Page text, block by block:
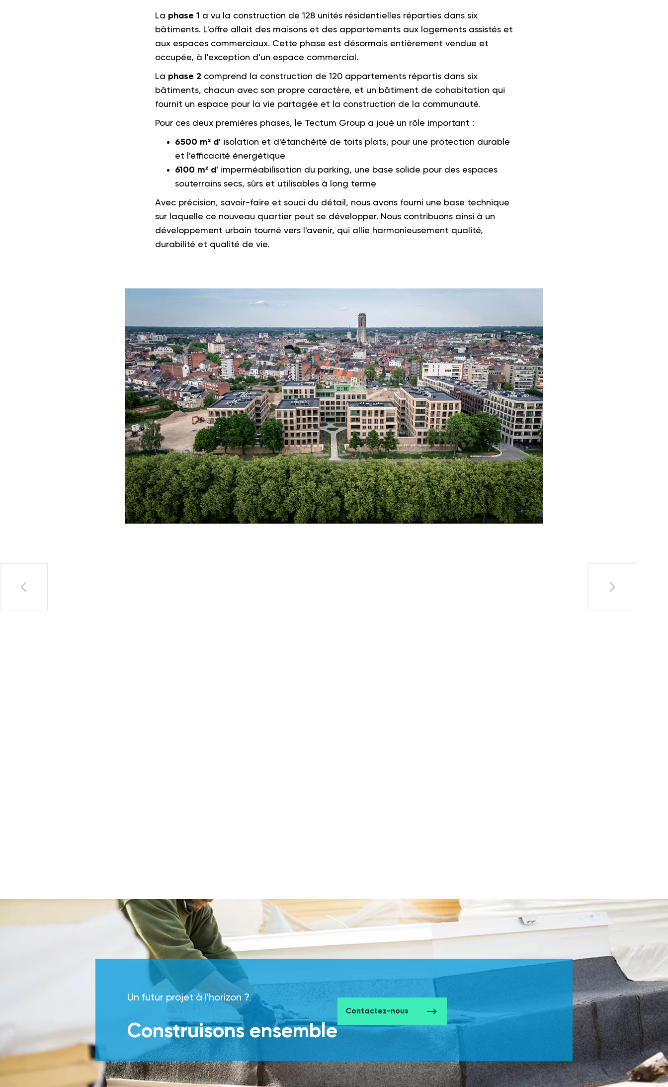
La phase 1 a vu la construction de 128 unités résidentielles réparties dans six
bâtiments. L'offre allait des maisons et des appartements aux logements assistés et
aux espaces commerciaux. Cette phase est désormais entièrement vendue et
occupée, à l'exception d'un espace commercial.
La phase 2 comprend la construction de 120 appartements répartis dans six
bâtiments, chacun avec son propre caractère, et un bâtiment de cohabitation qui
fournit un espace pour la vie partagée et la construction de la communauté.
Pour ces deux premières phases, le Tectum Group a joué un rôle important :
6500 m² d' isolation et d'étanchéité de toits plats, pour une protection durable
et l'efficacité énergétique
6100 m² d' imperméabilisation du parking, une base solide pour des espaces
souterrains secs, sûrs et utilisables à long terme
Avec précision, savoir-faire et souci du détail, nous avons fourni une base technique
sur laquelle ce nouveau quartier peut se développer. Nous contribuons ainsi à un
développement urbain tourné vers l'avenir, qui allie harmonieusement qualité,
durabilité et qualité de vie.
Un futur projet à l'horizon ?
Construisons ensemble
Contactez-nous